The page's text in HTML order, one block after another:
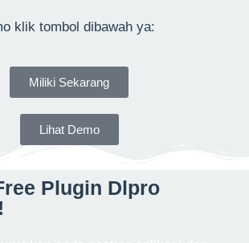
klik tombol dibawah ya:
Miliki Sekarang
Lihat Demo
Plugin Dlpro